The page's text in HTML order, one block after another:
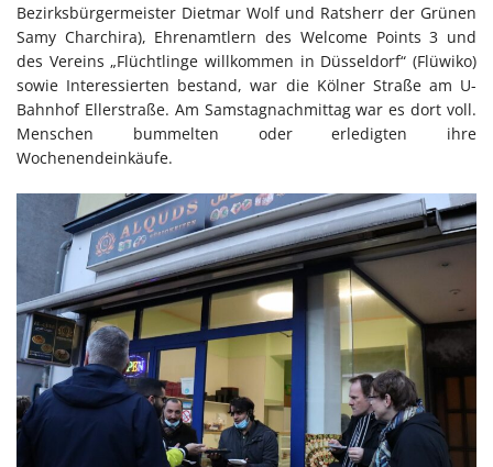
Bezirksbürgermeister Dietmar Wolf und Ratsherr der Grünen
Samy Charchira), Ehrenamtlern des Welcome Points 3 und
des Vereins „Flüchtlinge willkommen in Düsseldorf“ (Flüwiko)
sowie Interessierten bestand, war die Kölner Straße am U-
Bahnhof Ellerstraße. Am Samstagnachmittag war es dort voll.
Menschen bummelten oder erledigten ihre
Wochenendeinkäufe.